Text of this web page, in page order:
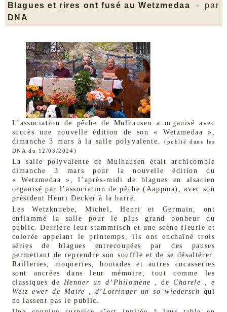
Blagues et rires ont fusé au Wetzmedaa
- par
DNA
L’association de pêche de Mulhausen a organisé avec
succès une nouvelle édition de son « Wetzmedaa »,
dimanche 3 mars à la salle polyvalente.
(publié dans les
DNA du 12/03/2024)
La salle polyvalente de Mulhausen était archicomble
dimanche 3 mars pour la nouvelle édition du
« Wetzmedaa », l’après-midi de blagues en alsacien
organisé par l’association de pêche (Aappma), avec son
président Henri Decker à la barre.
Les Wetzknuebe, Michel, Henri et Germain, ont
enflammé la salle pour le plus grand bonheur du
public. Derrière leur stammtisch et une scène fleurie et
colorée appelant le printemps, ils ont enchaîné trois
séries de blagues entrecoupées par des pauses
permettant de reprendre son souffle et de se désaltérer.
Railleries, moqueries, boutades et autres cocasseries
sont ancrées dans leur mémoire, tout comme les
classiques de Henner un d’Philomène , deCharele
e
Wetz ewer de Maire
d’Lotringer un so wiedersch qui
ne lassent pas le public.